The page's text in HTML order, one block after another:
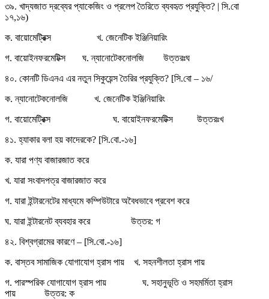
৩৯. খাদ্যজাত দ্রব্যের প্যাকেজিং ও প্রলেপ তৈরিতে ব্যবহৃত প্রযুক্তি? | সি.বো
১৭,১৬)
ক. বায়োমেট্রিক্স খ. জেনেটিক ইঞ্জিনিয়ারিং
গ. বায়োইনফরমেটিক্স ঘ. ন্যানোটেকনোলজি উত্তরঃঘ
৪০. কোনটি ডিএনএ এর নতুন সিকুয়েন্স তৈরির প্রযুক্তি? [সি.বো – ১৬/
ক. ন্যানোটেকনোলজি খ. জেনেটিক ইঞ্জিনিয়ারিং
গ. বায়োমেট্রিক্স ঘ. বায়োইনফরমেটিক্স উত্তরঃখ
৪১. হ্যাকার বলা হয় কাদেরকে? [সি.বো.-১৬]
ক. যারা পণ্য বাজারজাত করে
খ. যারা সংবাদপত্র বাজারজাত করে
গ. যারা ইন্টারনেটের মাধ্যমে কম্পিউটারে অবৈধভাবে প্রবেশ করে
ঘ. যারা ইন্টারনেট ব্যবহার করে উত্তর: গ
৪২. বিশ্বগ্রামের কারণে – [সি.বো.-১৬]
ক. বাস্তব সামাজিক যোগাযোগ হ্রাস পায় খ. সহনশীলতা হ্রাস পায়
গ. পারস্পরিক যোগাযোগ হ্রাস পায় ঘ. সহানুভূতি ও সহমর্মিতা হ্রাস
পায় উত্তর: ক